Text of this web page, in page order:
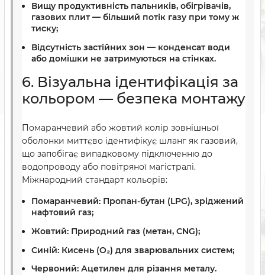
Вищу продуктивність пальників, обігрівачів,
газових плит — більший потік газу при тому ж
тиску;
Відсутність застійних зон — конденсат води
або домішки не затримуються на стінках.
6. Візуальна ідентифікація за
кольором — безпека монтажу
Помаранчевий або жовтий колір зовнішньої
оболонки миттєво ідентифікує шланг як газовий,
що запобігає випадковому підключенню до
водопроводу або повітряної магістралі.
Міжнародний стандарт кольорів:
Помаранчевий: Пропан-бутан (LPG), зріджений
нафтовий газ;
Жовтий: Природний газ (метан, CNG);
Синій: Кисень (O₂) для зварювальних систем;
Червоний: Ацетилен для різання металу.